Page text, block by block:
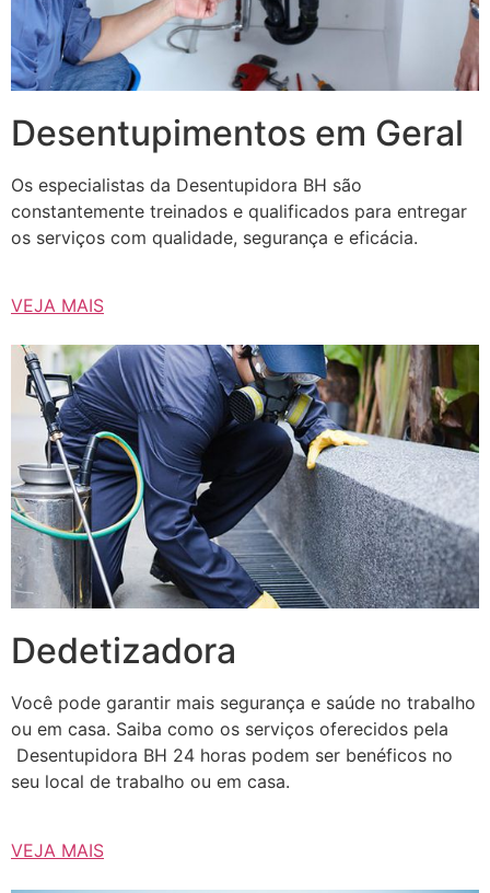
Desentupimentos em Geral
Os especialistas da Desentupidora BH são
constantemente treinados e qualificados para entregar
os serviços com qualidade, segurança e eficácia.
VEJA MAIS
Dedetizadora
Você pode garantir mais segurança e saúde no trabalho
ou em casa. Saiba como os serviços oferecidos pela
Desentupidora BH 24 horas podem ser benéficos no
seu local de trabalho ou em casa.
VEJA MAIS